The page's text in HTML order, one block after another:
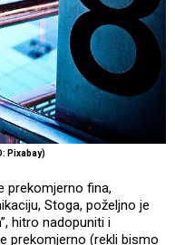
Pixabay)
prekomjerno fina,
Stoga, poželjno je
hitro nadopuniti i
prekomjerno (rekli bismo